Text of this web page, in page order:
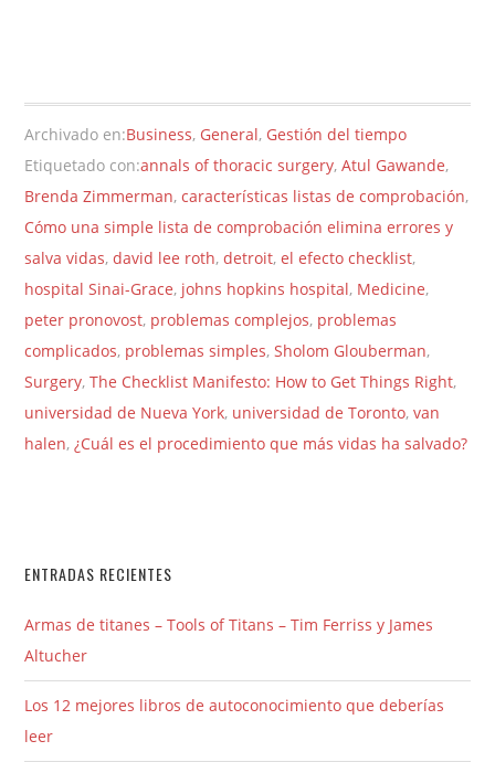
Archivado en:Business, General, Gestión del tiempo
Etiquetado con:annals of thoracic surgery,Atul Gawande,
Brenda Zimmerman,características listas de comprobación,
Cómo una simple lista de comprobación elimina errores y
salva vidas,david lee roth,detroit,el efecto checklist,
hospital Sinai-Grace, johns hopkins hospital, Medicine,
peter pronovost, problemas complejos, problemas
complicados, problemas simples,Sholom Glouberman,
Surgery,The Checklist Manifesto: How to Get Things Right,
universidad de Nueva York, universidad de Toronto,van
halen,¿Cuál es el procedimiento que más vidas ha salvado?
ENTRADAS RECIENTES
Armas de titanes – Tools of Titans – Tim Ferriss y James
Altucher
Los 12 mejores libros de autoconocimiento que deberías
leer